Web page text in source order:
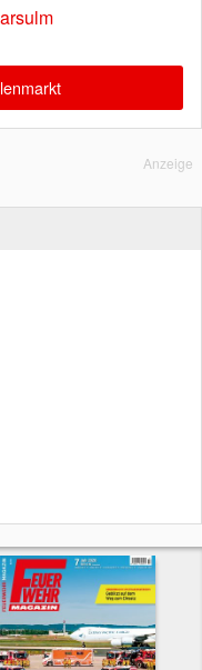
Anzeige